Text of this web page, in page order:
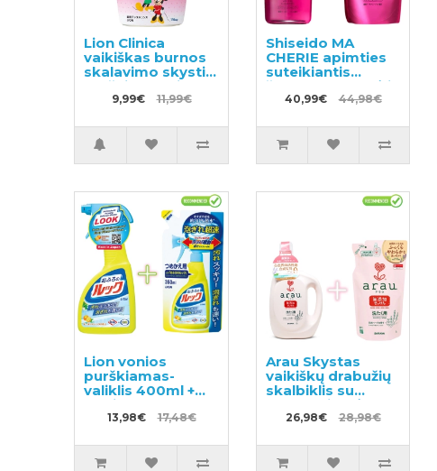
Lion Clinica
vaikiškas burnos
skalavimo skystis,
braškių skonio
250ml9,99€ 11,99€
Shiseido MA
CHERIE apimties
suteikiantis
šampūnas su gėlių
vaisių kvapu
papildymas
380ml
40,99€ 44,98€
Lion vonios
purškiamas-
valiklis 400ml +
papildymas 350ml
13,98€ 17,48€
Arau Skystas
vaikiškų drabužių
skalbiklis su
levandų ir mėtų
ekstraktu 1200ml
1000ml
26,98€ 28,98€